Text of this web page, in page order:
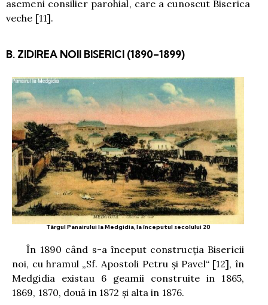
asemeni consilier parohial, care a cunoscut Biserica
veche [11].
B. ZIDIREA NOII BISERICI (1890–1899)
Târgul Panairului la Medgidia, la începutul secolului 20
În 1890 când s-a început construcţia Bisericii
noi, cu hramul „Sf. Apostoli Petru şi Pavel“ [12], în
Medgidia existau 6 geamii construite in 1865,
1869, 1870, două in 1872 şi alta in 1876.